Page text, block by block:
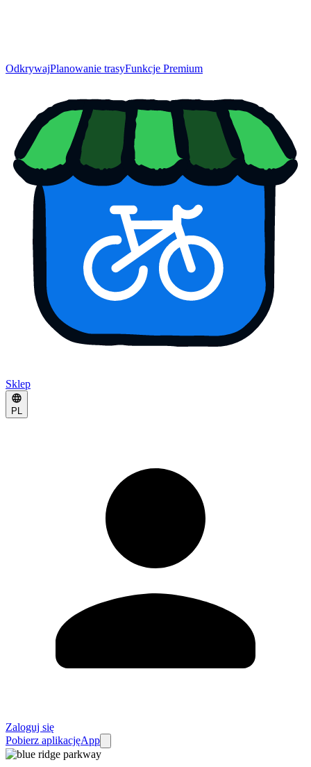
OdkrywajPlanowanie trasyFunkcje Premium
Sklep
PL
Zaloguj się
Pobierz aplikacjęApp